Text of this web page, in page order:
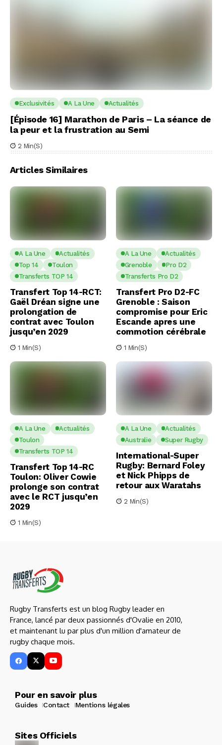
Exclusivités A La Une Actualités
[Épisode 16] Marathon de Paris – La séance de
la peur et la frustration au Semi
2 Min(s)
Articles Similaires
A La Une
Actualités
Top 14
Toulon
Transferts TOP 14
Transfert Top 14-RCT:
Gaël Dréan signe une
prolongation de
contrat avec Toulon
jusqu’en 2029
1 Min(s)
A La Une
Actualités
Grenoble
Pro D2
Transferts Pro D2
Transfert Pro D2-FC
Grenoble : Saison
compromise pour Eric
Escande apres une
commotion cérébrale
1 Min(s)
A La Une
Actualités
Toulon
Transferts TOP 14
Transfert Top 14-RC
Toulon: Oliver Cowie
prolonge son contrat
avec le RCT jusqu’en
2029
1 Min(s)
A La Une
Actualités
Australie
Super Rugby
International-Super
Rugby: Bernard Foley
et Nick Phipps de
retour aux Waratahs
2 Min(s)
Rugby Transferts est un blog Rugby leader en
France, lancé par deux passionnés d'Ovalie en 2010,
et maintenant lu par plus d'un million d'amateur de
rugby chaque mois.
Pour en savoir plus
Guides Contact Mentions légales
Sites Officiels